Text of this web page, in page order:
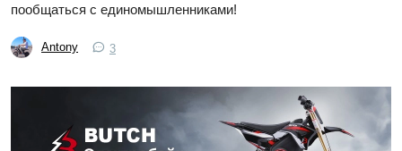
пообщаться с единомышленниками!
Antony 3